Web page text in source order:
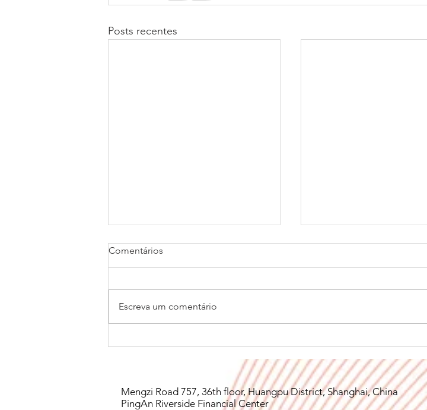
Posts recentes
Comentários
Escreva um comentário
Mengzi Road 757, 36th floor, Huangpu District, Shanghai, China
PingAn Riverside Financial Center